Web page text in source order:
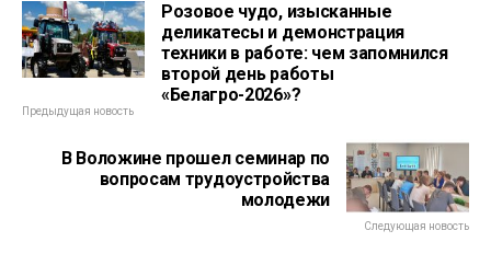
Розовое чудо, изысканные
деликатесы и демонстрация
техники в работе: чем запомнился
второй день работы
«Белагро-2026»?
Предыдущая новость
В Воложине прошел семинар по
вопросам трудоустройства
молодежи
Следующая новость